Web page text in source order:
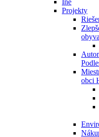
Iné
Projekty
obci